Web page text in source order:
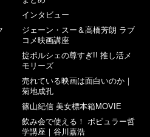
インタビュー
ジェーン・スー＆高橋芳朗 ラブ
コメ映画講座
掟ポルシェの尊すぎ!! 推し活メ
モリーズ
売れている映画は面白いのか｜
菊地成孔
篠山紀信 美女標本箱MOVIE
飲み会で使える！ ポピュラー哲
学講座｜谷川嘉浩